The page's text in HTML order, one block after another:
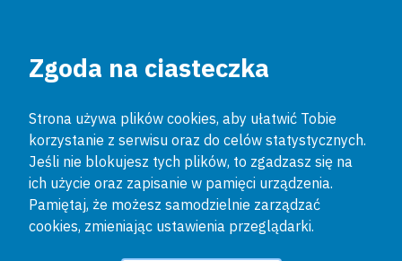
Zgoda na ciasteczka
Strona używa plików cookies, aby ułatwić Tobie
korzystanie z serwisu oraz do celów statystycznych.
Jeśli nie blokujesz tych plików, to zgadzasz się na
ich użycie oraz zapisanie w pamięci urządzenia.
Pamiętaj, że możesz samodzielnie zarządzać
cookies, zmieniając ustawienia przeglądarki.